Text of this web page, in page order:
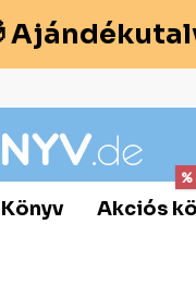
Akciós